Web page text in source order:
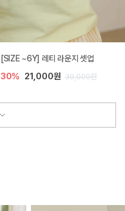
[SIZE ~6Y] 레티 라운지 셋업
30% 21,000원 30,000원